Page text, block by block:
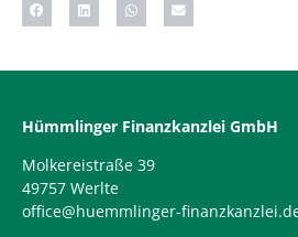
Hümmlinger Finanzkanzlei GmbH
Molkereistraße 39
49757 Werlte
office@huemmlinger-